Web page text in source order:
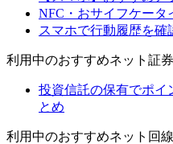
NFC・おサイフケータ
スマホで行動履歴を確
利用中のおすすめネット証券
投資信託の保有でポイ
とめ
利用中のおすすめネット回